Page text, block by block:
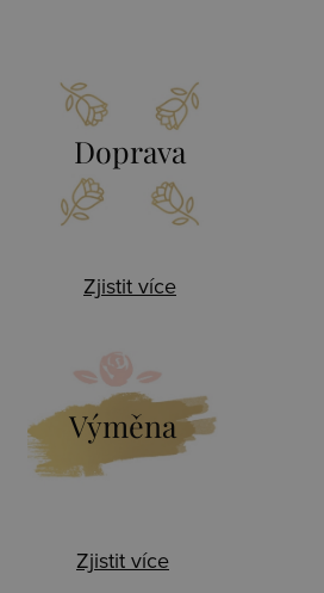
Doprava
Zjistit více
Výměna
Zjistit více